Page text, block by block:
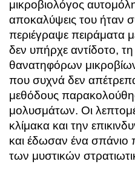
μικροβιολόγος
αποκαλύψεις του ήταν
περιέγραψε πειράματα
δεν υπήρχε αντίδοτο, τη
θανατηφόρων
που συχνά δεν
μεθόδους
μολυσμάτων. Οι
κλίμακα και την
και έδωσαν ένα
των μυστικών